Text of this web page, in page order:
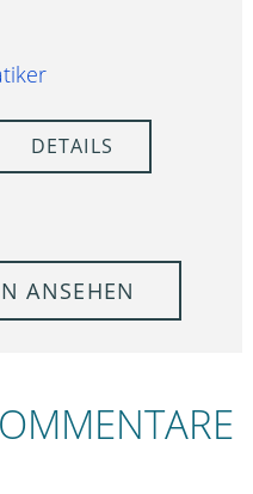
DETAILS
ANSEHEN